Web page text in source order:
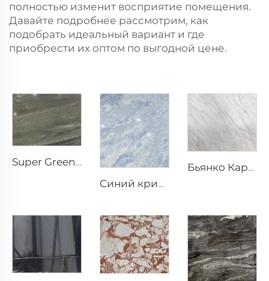
полностью изменит восприятие помещения.
Давайте подробнее рассмотрим, как
подобрать идеальный вариант и где
приобрести их оптом по выгодной цене.
Super Green Природный камень Мрамор
Синий кристалл серо-белый натуральный каменный мрамор с сине-серой текстурой и яркими включениями
Бьянко Каррара Белый природный камень мрамор со светло-серыми прожилками